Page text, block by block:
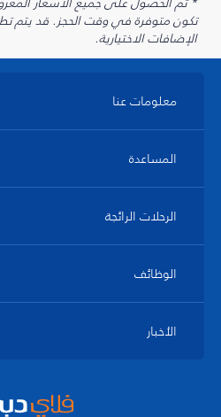
تكون متوفرة في وقت الحجز. قد يتم
الإضافات الاختيارية.
معلومات عنا
المساعدة
الرحلات الرائجة
الوظائف
الأخبار